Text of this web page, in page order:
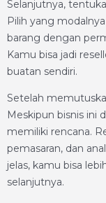
Selanjutnya,
Pilih yang
barang dengan
Kamu bisa jadi
buatan sendiri.
Setelah
Meskipun bisnis ini
memiliki rencana.
pemasaran, dan
jelas, kamu bisa
selanjutnya.